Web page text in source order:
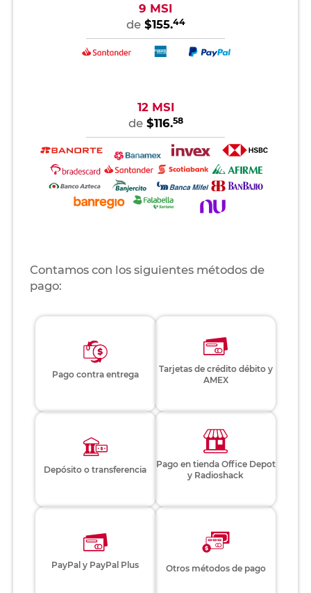
9 MSI
de $155.44
12 MSI
de $116.58
Contamos con los siguientes métodos de
pago:
Pago contra entrega
Tarjetas de crédito débito y
AMEX
Depósito o transferencia
Pago en tienda Office Depot
y Radioshack
PayPal y PayPal Plus Otros métodos de pago